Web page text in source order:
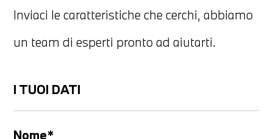
Inviaci le caratteristiche che cerchi, abbiamo
un team di esperti pronto ad aiutarti.
I TUOI DATI
Nome*